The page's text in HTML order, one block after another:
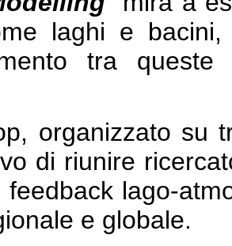
laghi e
tra
organizzato su
di riunire
feedback lago-
e globale.